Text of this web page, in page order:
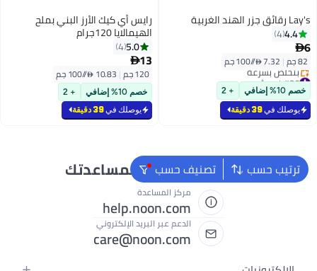
Lay's رقائق جزر الهند الغربية
4.4
4
6
82 جم |
#36 في شيبس
أقل سعر في 30 يوم
بتخلّص بسرعة
#36 في شيبس
خصم 10% إضافي + 2
يوصلك في39 دقيقة
رايس أي كيك الأرز البني بملح
الهيمالايا 120جرام
5.0
4
13
120 جم |
خصم 10% إضافي + 2
يوصلك في39 دقيقة
ترتيب حسب تصنيف حسب
نحن دائماً جاهزون لمساعدتك
مركز المساعدة
help.noon.com
الدعم عبر البريد الإلكتروني
care@noon.com